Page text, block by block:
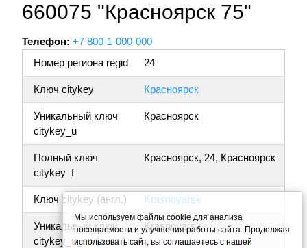
660075 "Красноярск 75"
Телефон: +7 800-1-000-000
Номер региона regid
24
Ключ citykey Красноярск
Уникальный ключ
citykey_u
Красноярск
Полный ключ
citykey_f
Красноярск, 24, Красноярск
Ключ citykey (англ.) Krasnoyarsk
Уникальный ключ
citykey_u_en (англ.)
Krasnoyarsk
Мы используем файлы cookie для анализа
посещаемости и улучшения работы сайта. Продолжая
использовать сайт, вы соглашаетесь с нашей